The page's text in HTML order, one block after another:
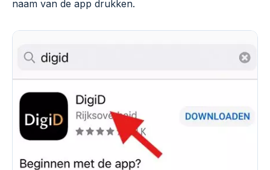
naam van de app drukken.